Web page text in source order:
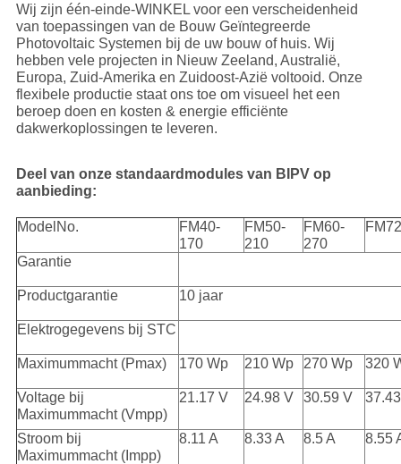
Wij zijn één-einde-WINKEL voor een verscheidenheid
van toepassingen van de Bouw Geïntegreerde
Photovoltaic Systemen bij de uw bouw of huis. Wij
hebben vele projecten in Nieuw Zeeland, Australië,
Europa, Zuid-Amerika en Zuidoost-Azië voltooid. Onze
flexibele productie staat ons toe om visueel het een
beroep doen en kosten & energie efficiënte
dakwerkoplossingen te leveren.
Deel van onze standaardmodules van BIPV op
aanbieding:
ModelNo.
FM40-
170
FM50-
210
FM60-
270
Garantie
Productgarantie 10 jaar
Elektrogegevens bij STC
Maximummacht (Pmax) 170 Wp 210 Wp 270 Wp 320
Voltage bij
Maximummacht (Vmpp)
21.17 V 24.98 V 30.59 V
Stroom bij
Maximummacht (Impp)
8.11 A 8.33 A 8.5 A 8.55